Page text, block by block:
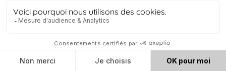
Technicien de laboratoire (H/F)
Freelance
Temps plein
Mise à jour il y a 17 h